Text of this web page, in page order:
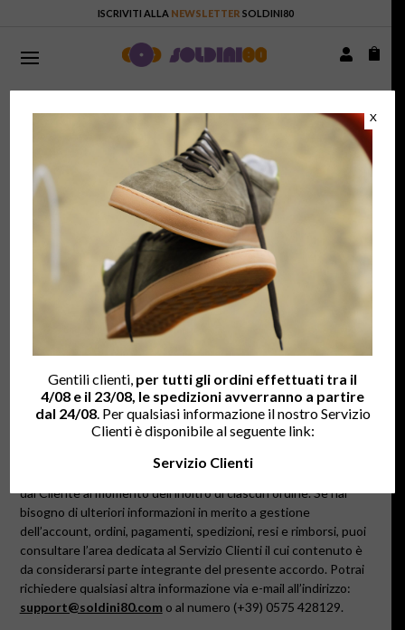
ISCRIVITI ALLA NEWSLETTER SOLDINI80
 
HOME/ TERMINI E CONDIZIONI
TERMINI E CONDIZIONI
La vendita di prodotti sul sito webSoldini80.com
regolate dalle presenti Condizioni di Vendita. I prodotti
proposti sono venduti direttamente da Calzaturificio Fratelli
Soldini Spa con sede in Via Vittorio Veneto, 32 in Capolona –
52010 (AR), iscritta presso la Camera di Commercio di Arezzo
AR – 19984 del Registro delle Imprese,
Partita IVA IT00100020510.
Le presenti Condizioni di Vendita, regolate dal “Codice del
Consumo”: Dlgs 206/2005 (e relative modifiche), “Decreto
Ecommerce”: Dlgs 70/2003, “Informativa sulla Privacy”: Dlgs
196/2003 e Regolamento Europeo 679 del 2016,
costituiscono accordo di compravendita di qualsiasi prodotto
dal Cliente al momento dell’inoltro di ciascun ordine. Se hai
bisogno di ulteriori informazioni in merito a gestione
dell’account, ordini, pagamenti, spedizioni, resi e rimborsi, puoi
consultare l’area dedicata al Servizio Clientiil cui contenuto è
da considerarsi parte integrante del presente accordo. Potrai
richiedere qualsiasi altra informazione via e-mail all’indirizzo:
support@soldini80.com o al numero (+39) 0575 428129.
Gentili clienti, per tutti gli ordini effettuati tra il
4/08 e il 23/08, le spedizioni avverranno a partire
dal 24/08. Per qualsiasi informazione il nostro Servizio
Clienti è disponibile al seguente link:
Servizio Clienti
X